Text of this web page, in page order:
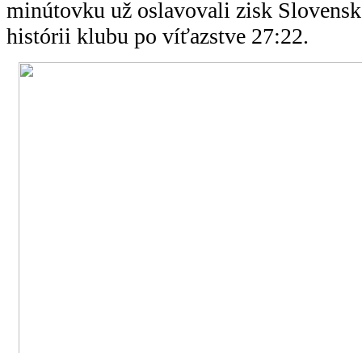
minútovku už oslavovali zisk
histórii klubu po víťazstve 27:22.